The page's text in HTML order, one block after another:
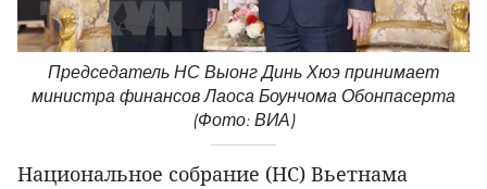
Председатель НС Выонг Динь Хюэ принимает
министра финансов Лаоса Боунчома Обонпасерта
(Фото: ВИА)
Национальное собрание (НС) Вьетнама